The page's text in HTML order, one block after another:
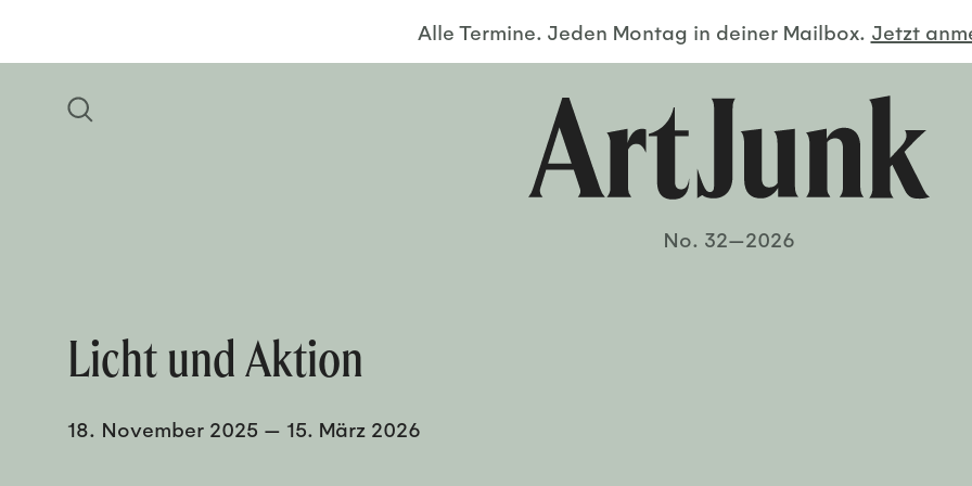
Alle Termine. Jeden Montag in deiner Mailbox. Jetzt
No. 32—2026
Licht und Aktion
18. November 2025 — 15. März 2026